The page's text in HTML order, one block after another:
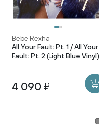
Bebe Rexha
All Your Fault: Pt. 1 / All Your
Fault: Pt. 2 (Light Blue Vinyl)
4 090 ₽